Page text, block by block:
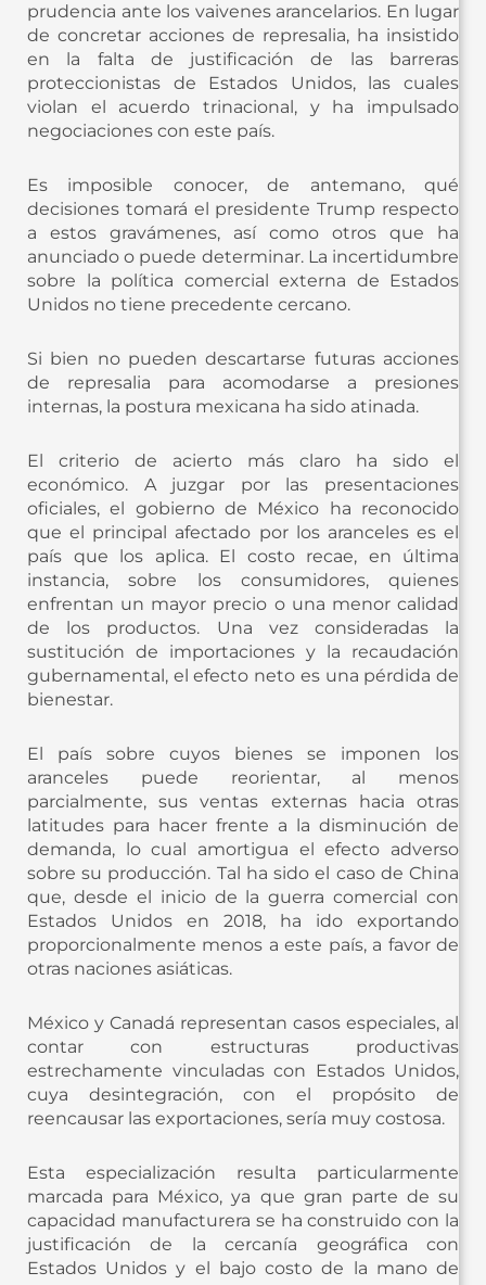
prudencia ante los vaivenes arancelarios. En lugar
de concretar acciones de represalia, ha insistido
en la falta de justificación de las barreras
proteccionistas de Estados Unidos, las cuales
violan el acuerdo trinacional, y ha impulsado
negociaciones con este país.
Es imposible conocer, de antemano, qué
decisiones tomará el presidente Trump respecto
a estos gravámenes, así como otros que ha
anunciado o puede determinar. La incertidumbre
sobre la política comercial externa de Estados
Unidos no tiene precedente cercano.
Si bien no pueden descartarse futuras acciones
de represalia para acomodarse a presiones
internas, la postura mexicana ha sido atinada.
El criterio de acierto más claro ha sido el
económico. A juzgar por las presentaciones
oficiales, el gobierno de México ha reconocido
que el principal afectado por los aranceles es el
país que los aplica. El costo recae, en última
instancia, sobre los consumidores, quienes
enfrentan un mayor precio o una menor calidad
de los productos. Una vez consideradas la
sustitución de importaciones y la recaudación
gubernamental, el efecto neto es una pérdida de
bienestar.
El país sobre cuyos bienes se imponen los
aranceles puede reorientar, al menos
parcialmente, sus ventas externas hacia otras
latitudes para hacer frente a la disminución de
demanda, lo cual amortigua el efecto adverso
sobre su producción. Tal ha sido el caso de China
que, desde el inicio de la guerra comercial con
Estados Unidos en 2018, ha ido exportando
proporcionalmente menos a este país, a favor de
otras naciones asiáticas.
México y Canadá representan casos especiales, al
contar con estructuras productivas
estrechamente vinculadas con Estados Unidos,
cuya desintegración, con el propósito de
reencausar las exportaciones, sería muy costosa.
Esta especialización resulta particularmente
marcada para México, ya que gran parte de su
capacidad manufacturera se ha construido con la
justificación de la cercanía geográfica con
Estados Unidos y el bajo costo de la mano de